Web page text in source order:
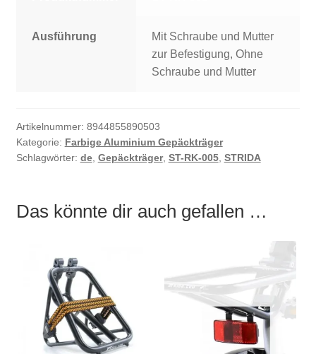
Ausführung
Mit Schraube und Mutter
zur Befestigung, Ohne
Schraube und Mutter
Artikelnummer: 8944855890503
Kategorie: Farbige Aluminium Gepäckträger
Schlagwörter: de, Gepäckträger, ST-RK-005, STRIDA
Das könnte dir auch gefallen …